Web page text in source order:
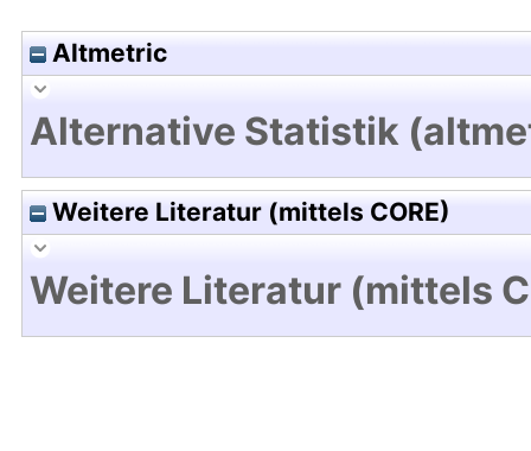
Altmetric
Alternative Statistik
Weitere Literatur (mittels CORE)
Weitere Literatur (mittels